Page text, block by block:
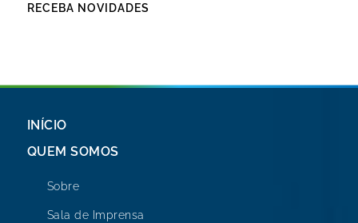
RECEBA NOVIDADES
INÍCIO
QUEM SOMOS
Sobre
Sala de Imprensa